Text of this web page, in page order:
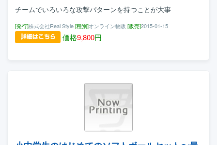
チームでいろいろな攻撃パターンを持つことが大事
[発行]株式会社Real Style[種別]オンライン物販 [販売]2015-01-15
価格9,800円